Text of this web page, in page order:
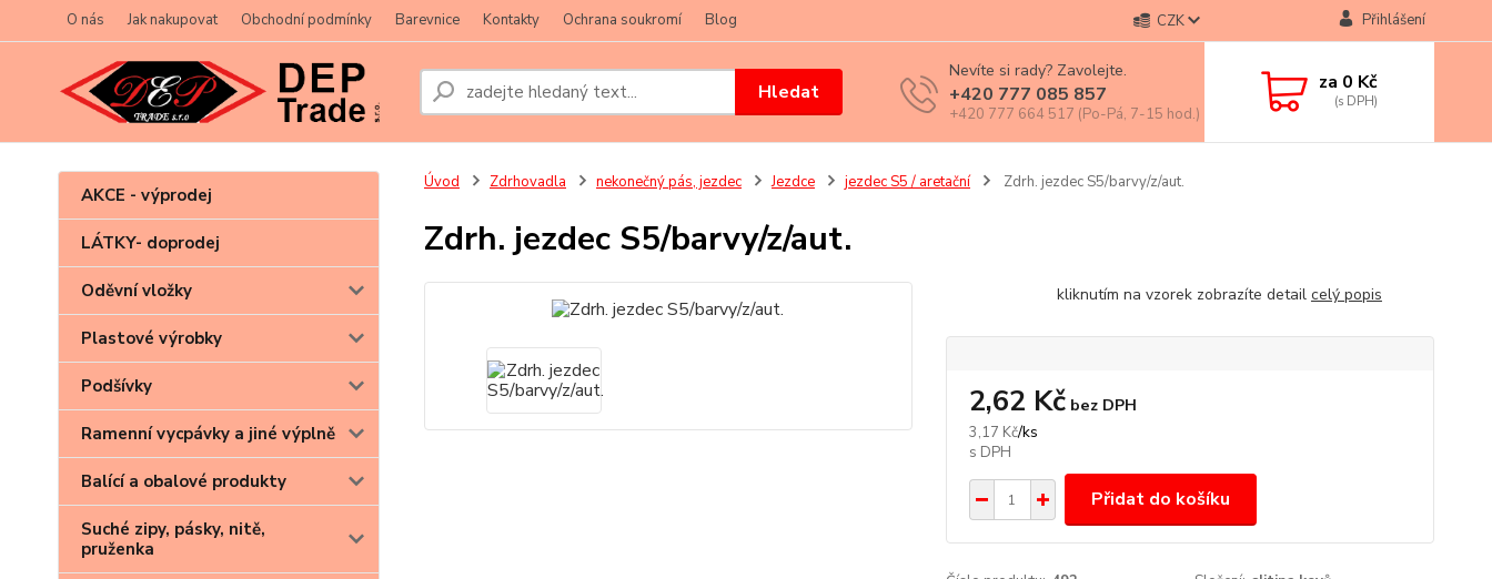
O nás Jak nakupovat Obchodní podmínky Barevnice Kontakty Ochrana soukromí Blog CZK Přihlášení
Hledat
Nevíte si rady? Zavolejte.
+420 777 085 857
+420 777 664 517 (Po-Pá, 7-15 hod.)
za 0 Kč
AKCE - výprodej
LÁTKY- doprodej
Oděvní vložky
Plastové výrobky
Podšívky
Ramenní vycpávky a jiné výplně
Balící a obalové produkty
Suché zipy, pásky, nitě,
pruženka
Úvod Zdrhovadla nekonečný pás, jezdec Jezdce jezdec S5 / aretační Zdrh. jezdec S5/barvy/z/aut.
Zdrh. jezdec S5/barvy/z/aut.
kliknutím na vzorek zobrazíte detail celý popis
3,17 Kč/ks
2,62 Kč bez DPH
Přidat do košíku